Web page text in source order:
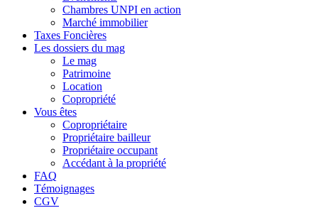
Chambres UNPI en action
Marché immobilier
Taxes Foncières
Les dossiers du mag
Le mag
Patrimoine
Location
Copropriété
Vous êtes
Copropriétaire
Propriétaire bailleur
Propriétaire occupant
Accédant à la propriété
FAQ
Témoignages
CGV